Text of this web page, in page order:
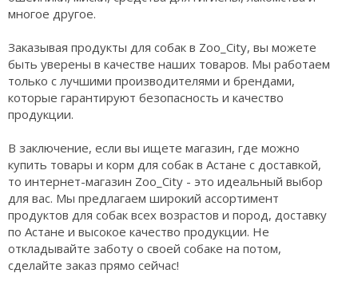
многое другое.
Заказывая продукты для собак в Zoo_City, вы можете
быть уверены в качестве наших товаров. Мы работаем
только с лучшими производителями и брендами,
которые гарантируют безопасность и качество
продукции.
В заключение, если вы ищете магазин, где можно
купить товары и корм для собак в Астане с доставкой,
то интернет-магазин Zoo_City - это идеальный выбор
для вас. Мы предлагаем широкий ассортимент
продуктов для собак всех возрастов и пород, доставку
по Астане и высокое качество продукции. Не
откладывайте заботу о своей собаке на потом,
сделайте заказ прямо сейчас!